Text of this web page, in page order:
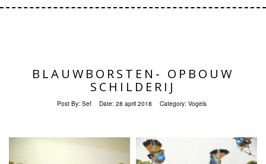
BLAUWBORSTEN- OPBOUW
SCHILDERIJ
Post By: Sef Date: 28 april 2018 Category: Vogels